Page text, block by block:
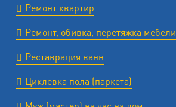
Ремонт квартир
Ремонт, обивка, перетяжка мебели
Реставрация ванн
Циклевка пола (паркета)